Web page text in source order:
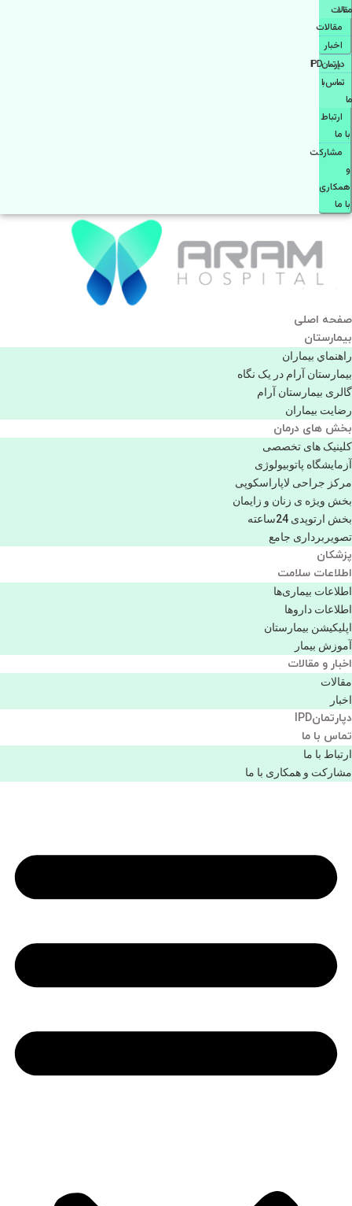
مقالات
مقالات
اخبار
دپارتمانIPD
تماس با
ما
ارتباط
با ما
مشاركت
و
همكاری
با ما
صفحه اصلی
بيمارستان
راهنماي بیماران
بیمارستان آرام در یک نگاه
گالری بیمارستان آرام
رضایت بیماران
بخش های درمان
کلینیک های تخصصی
آزمایشگاه پاتوبیولوژی
مرکز جراحی لاپاراسکوپی
بخش ویژه ی زنان و زایمان
بخش ارتوپدی 24ساعته
تصویربرداری جامع
پزشكان
اطلاعات سلامت
اطلاعات بیماری‌ها
اطلاعات دارو‌ها
اپليكيشن بيمارستان
آموزش بیمار
اخبار و مقالات
مقالات
اخبار
دپارتمانIPD
تماس با ما
ارتباط با ما
مشاركت و همكاری با ما